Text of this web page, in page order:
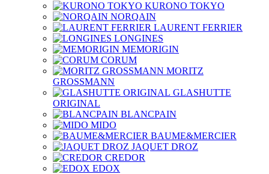
KURONO TOKYO
NORQAIN
LAURENT FERRIER
LONGINES
MEMORIGIN
CORUM
MORITZ
GROSSMANN
GLASHUTTE
ORIGINAL
BLANCPAIN
MIDO
BAUME&MERCIER
JAQUET DROZ
CREDOR
EDOX